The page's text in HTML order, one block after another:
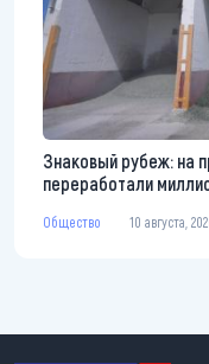
Знаковый рубеж: на
переработали
Общество 10 августа,